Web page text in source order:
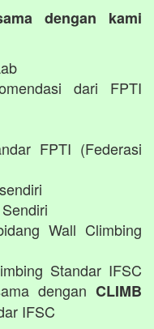
dengan kami
dari FPTI
FPTI (Federasi
Wall Climbing
Standar IFSC
dengan CLIMB
IFSC